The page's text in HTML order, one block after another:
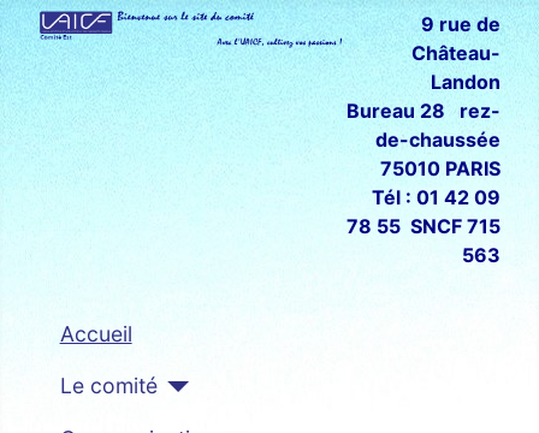
9 rue de
Château-
Landon
Bureau 28 rez-
de-chaussée
75010 PARIS
Tél : 01 42 09
78 55 SNCF 715
563
Accueil
Le comité